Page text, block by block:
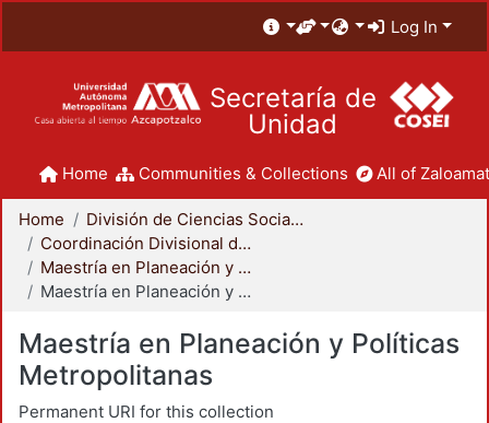
Log In
Secretaría de
Unidad
Home Communities & Collections All of
Home
División de Ciencias Sociales y Humanidades
Coordinación Divisional de Posgrado
Maestría en Planeación y Políticas Metropolitanas
Maestría en Planeación y Políticas Metropolitanas
Maestría en Planeación y Políticas
Metropolitanas
Permanent URI for this collection